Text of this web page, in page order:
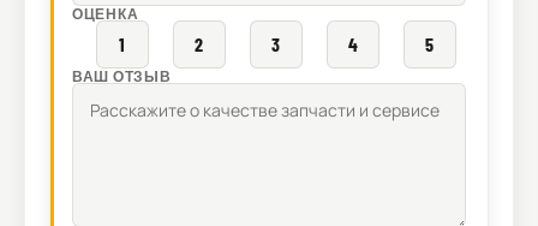
ОЦЕНКА
1 2 3 4 5
ВАШ ОТЗЫВ